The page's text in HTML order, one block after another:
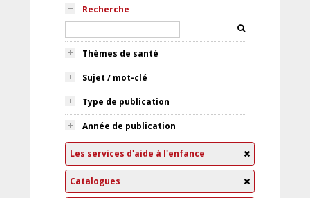
Recherche
Thèmes de santé
Sujet / mot-clé
Type de publication
Année de publication
Les services d'aide à l'enfance
Catalogues